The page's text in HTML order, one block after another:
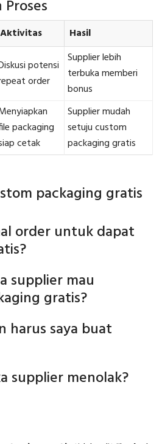
Aktivitas Hasil
potensi
order
Supplier lebih
terbuka memberi
bonus
packaging
cetak
Supplier mudah
setuju custom
packaging gratis
packaging gratis
order untuk dapat
supplier mau
gratis?
harus saya buat
supplier menolak?